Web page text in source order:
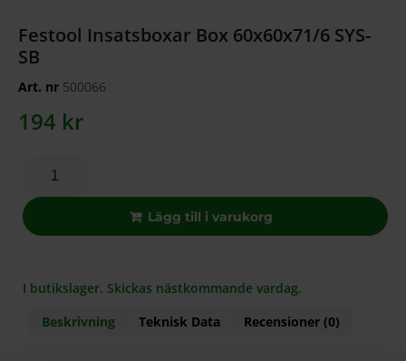
Festool Insatsboxar Box 60x60x71/6 SYS-
SB
Art. nr 500066
194 kr
Lägg till i varukorg
I butikslager. Skickas nästkommande vardag.
Beskrivning
Teknisk Data Recensioner (0)